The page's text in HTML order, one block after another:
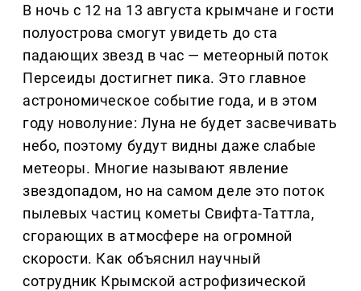
В ночь с 12 на 13 августа крымчане и гости
полуострова смогут увидеть до ста
падающих звезд в час — метеорный поток
Персеиды достигнет пика. Это главное
астрономическое событие года, и в этом
году новолуние: Луна не будет засвечивать
небо, поэтому будут видны даже слабые
метеоры. Многие называют явление
звездопадом, но на самом деле это поток
пылевых частиц кометы Свифта-Таттла,
сгорающих в атмосфере на огромной
скорости. Как объяснил научный
сотрудник Крымской астрофизической